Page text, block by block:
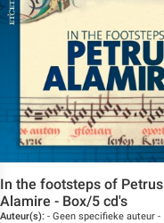
In the footsteps of Petrus
Alamire - Box/5 cd's
Auteur(s): - Geen specifieke auteur -